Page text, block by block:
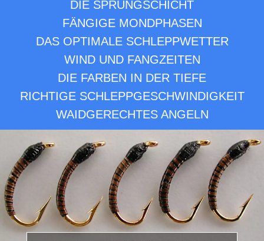
DIE SPRUNGSCHICHT
FÄNGIGE MONDPHASEN
DAS OPTIMALE SCHLEPPWETTER
WIND UND FANGZEITEN
DIE FARBEN IN DER TIEFE
RICHTIGE SCHLEPPGESCHWINDIGKEIT
WAIDGERECHTES ANGELN